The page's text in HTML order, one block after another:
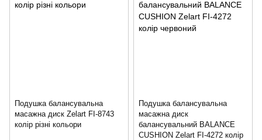
Подушка балансувальна
масажна диск Zelart FI-8743
колір різні кольори
Подушка балансувальна
масажна диск
балансувальний BALANCE
CUSHION Zelart FI-4272 колір